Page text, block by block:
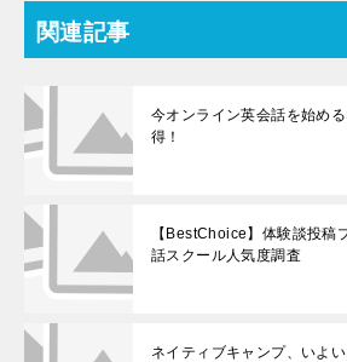
関連記事
今オンライン英会話を始め
得！
【BestChoice】体験談投稿
話スクール人気度調査
ネイティブキャンプ、いよ